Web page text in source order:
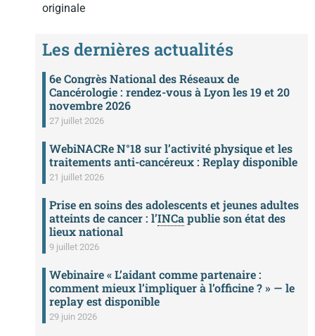
originale
Les dernières actualités
6e Congrès National des Réseaux de
Cancérologie : rendez-vous à Lyon les 19 et 20
novembre 2026
27 juillet 2026
WebiNACRe N°18 sur l’activité physique et les
traitements anti-cancéreux : Replay disponible
21 juillet 2026
Prise en soins des adolescents et jeunes adultes
atteints de cancer : l’INCapublie son état des
lieux national
9 juillet 2026
Webinaire « L’aidant comme partenaire :
comment mieux l’impliquer à l’officine ? » — le
replay est disponible
29 juin 2026